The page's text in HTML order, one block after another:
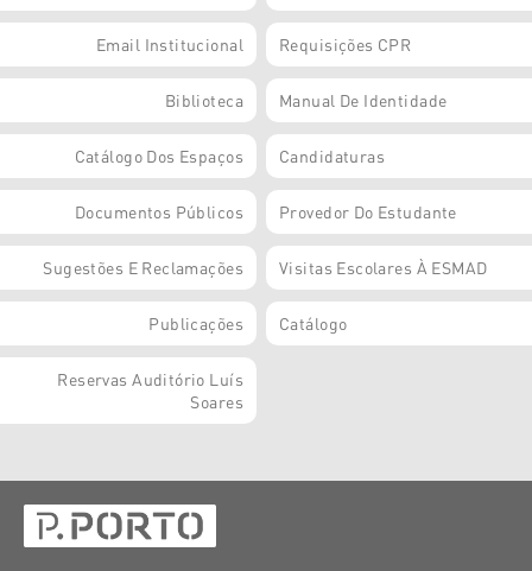
Email Institucional Requisições CPR
Biblioteca Manual De Identidade
Catálogo Dos Espaços Candidaturas
Documentos Públicos Provedor Do Estudante
Sugestões E Reclamações Visitas Escolares À ESMAD
Publicações Catálogo
Reservas Auditório Luís
Soares